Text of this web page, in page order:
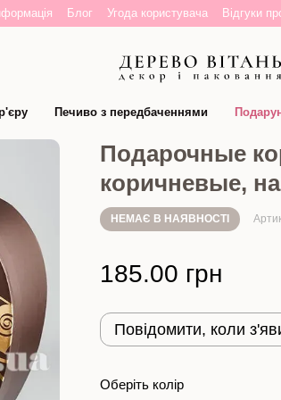
Блог Угода користувача Відгуки
Печиво з передбаченнями
Подарочные
коричневые,
НЕМАЄ В НАЯВНОСТІ
185.00 грн
Повідомити, коли
Оберіть колір